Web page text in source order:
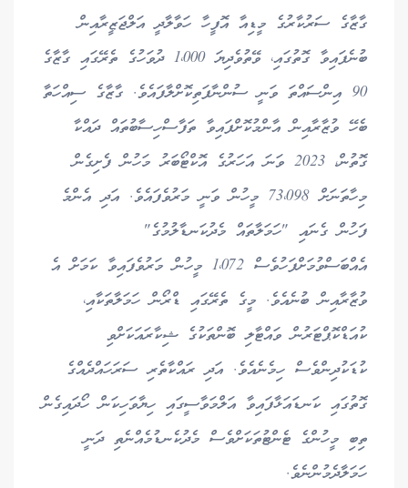
ގާޒާގެ ސަރުކާރުގެ މީޑިއާ އޮފީހާ ހަވާލާދީ އަލްޖަޒީރާއިން
ބުނެފައިވާ ގޮތުގައި، ވޭތުވެދިޔަ 1،000 ދުވަހުގެ ތެރޭގައި ގާޒާގެ
90 އިންސައްތަ ވަނީ ސުންނާފަތިކޮށްލާފައެވެ. ގާޒާގެ ސިއްހަތާ
ބެހޭ ވުޒާރާއިން އާންމުކޮށްފައިވާ ތަފާސްހިސާބުތައް ދައްކާ
ގޮތުން، 2023 ވަނަ އަހަރުގެ އޮކްޓޯބަރު މަހުން ފެށިގެން
މިހާތަނަށް 73،098 މީހުން ވަނީ މަރުވެފައެވެ. އަދި އެންމެ
ފަހުން ގެނައި "ހަމަލާތައް މެދުކަނޑާލުމުގެ"
އެއްބަސްވުމަށްފަހުވެސް 1،072 މީހުން މަރުވެފައިވާ ކަމަށް އެ
ވުޒާރާއިން ބުނެއެވެ. މީގެ ތެރޭގައި ޑްރޯން ހަމަލާތަކާއި،
ކުއަޑްކޮޕްޓަރުން ވައްޓާލި ބޮންތަކުގެ ޝިކާރައަކަށްވި
ކުޑަކުދިންވެސް ހިމެނެއެވެ. އަދި ރައްކާތެރި ސަރަހައްދެއްގެ
ގޮތުގައި ކަނޑައަޅާފައިވާ އަލްމަވާސީގައި ހިޔާވަހިކަން ހޯދައިގެން
ތިބި މީހުންގެ ޓެންޓުތަކަށްވެސް މެދުކެނޑުމެއްނެތި ދަނީ
ހަމަލާދެމުންނެވެ.